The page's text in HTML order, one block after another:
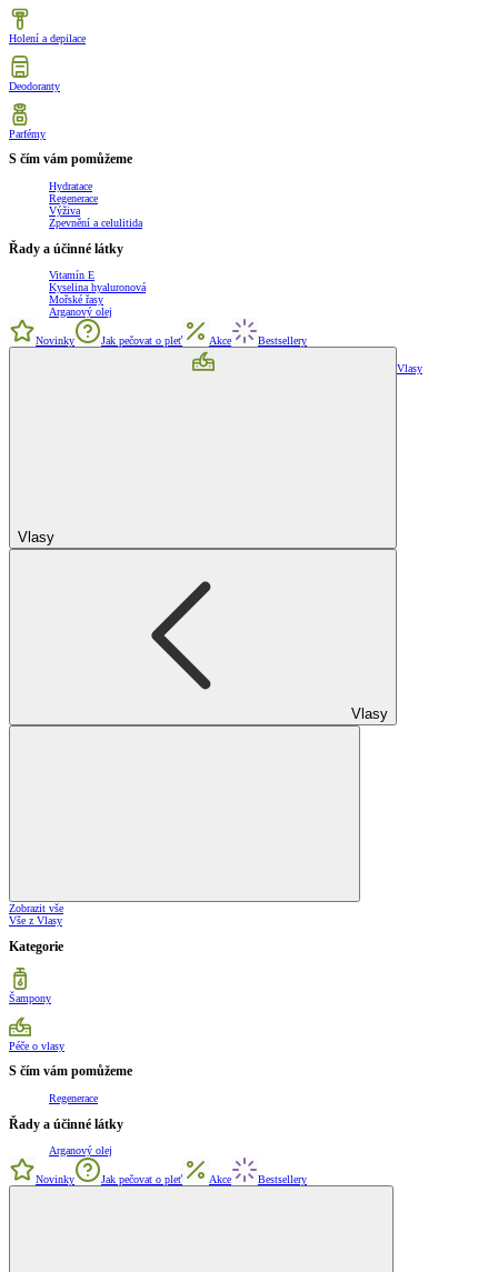
Holení a depilace
Deodoranty
Parfémy
S čím vám pomůžeme
Hydratace
Regenerace
Výživa
Zpevnění a celulitida
Řady a účinné látky
Vitamín E
Kyselina hyaluronová
Mořské řasy
Arganový olej
Novinky Jak pečovat o pleť Akce Bestsellery
Vlasy
Vlasy
Vlasy
Zobrazit vše
Vše z Vlasy
Kategorie
Šampony
Péče o vlasy
S čím vám pomůžeme
Regenerace
Řady a účinné látky
Arganový olej
Novinky Jak pečovat o pleť Akce Bestsellery